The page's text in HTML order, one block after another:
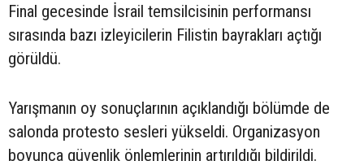
Final gecesinde İsrail temsilcisinin performansı
sırasında bazı izleyicilerin Filistin bayrakları açtığı
görüldü.
Yarışmanın oy sonuçlarının açıklandığı bölümde de
salonda protesto sesleri yükseldi. Organizasyon
boyunca güvenlik önlemlerinin artırıldığı bildirildi.